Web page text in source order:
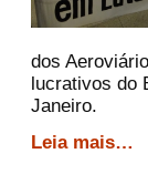
dos
lucrativos do
Janeiro.
Leia mais…